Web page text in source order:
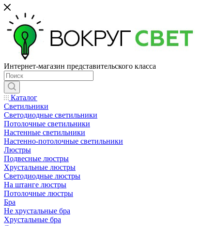
Интернет-магазин представительского класса
Каталог
Светильники
Светодиодные светильники
Потолочные светильники
Настенные светильники
Настенно-потолочные светильники
Люстры
Подвесные люстры
Хрустальные люстры
Светодиодные люстры
На штанге люстры
Потолочные люстры
Бра
Не хрустальные бра
Хрустальные бра